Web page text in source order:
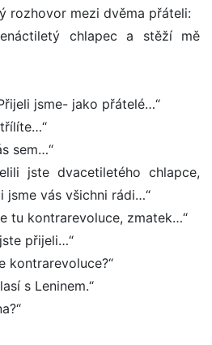
rozhovor mezi dvěma přáteli:
chlapec a stěží mě
jsme- jako přátelé…“
sem…“
jste dvacetiletého chlapce,
jsme vás všichni rádi…“
tu kontrarevoluce, zmatek…“
přijeli…“
kontrarevoluce?“
s Leninem.“